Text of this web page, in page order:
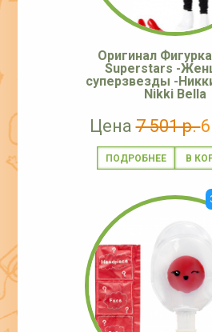
Оригинал
Superstars -
суперзвезды -
Nikki Bella
Цена7 501 р.
ПОДРОБНЕЕ